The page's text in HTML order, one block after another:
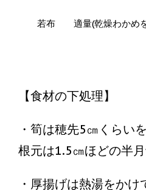
若布 適量(乾燥わかめ
【食材の下処理】
・筍は穂先5㎝くらい
根元は1.5㎝ほどの半月
・厚揚げは熱湯をか